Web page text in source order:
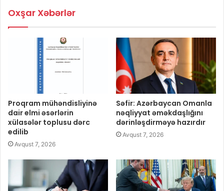
Oxşar Xəbərlər
Proqram mühəndisliyinə
dair elmi əsərlərin
xülasələr toplusu dərc
edilib
Avqust 7, 2026
Səfir: Azərbaycan Omanla
nəqliyyat əməkdaşlığını
dərinləşdirməyə hazırdır
Avqust 7, 2026